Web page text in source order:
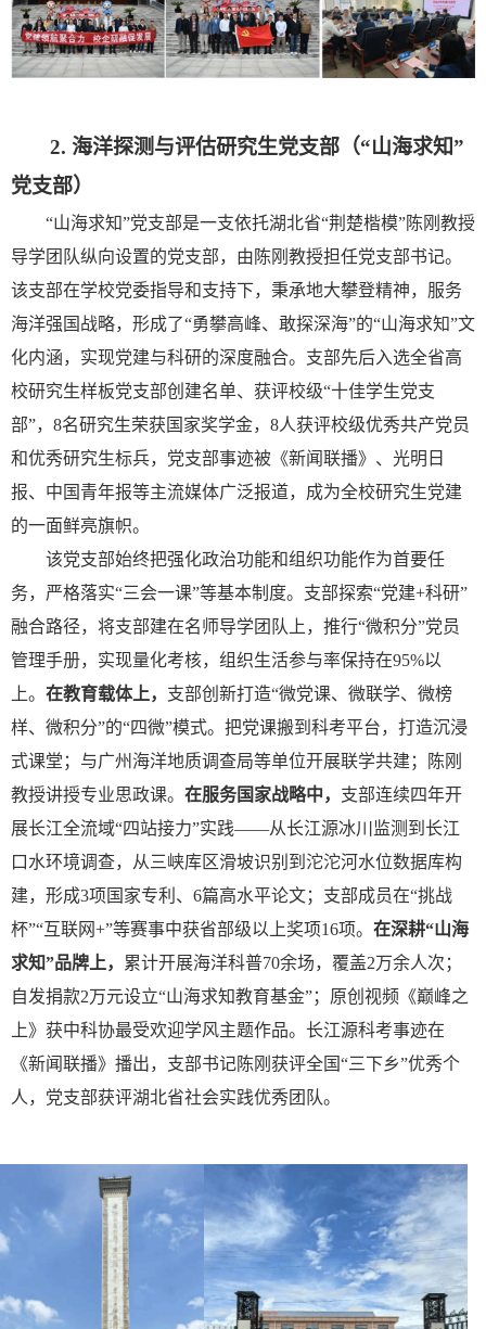
2. 海洋探测与评估研究生党支部（“山海求知”
党支部）
“山海求知”党支部是一支依托湖北省“荆楚楷模”陈刚教授
导学团队纵向设置的党支部，由陈刚教授担任党支部书记。
该支部在学校党委指导和支持下，秉承地大攀登精神，服务
海洋强国战略，形成了“勇攀高峰、敢探深海”的“山海求知”文
化内涵，实现党建与科研的深度融合。 支部先后入选全省高
校研究生样板党支部创建名单、获评校级“十佳学生党支
部”，8名研究生荣获国家奖学金，8人获评校级优秀共产党员
和优秀研究生标兵， 党支部事迹被《新闻联播》、光明日
报、中国青年报等主流媒体广泛报道，成为全校研究生党建
的一面鲜亮旗帜。
该党支部始终把强化政治功能和组织功能作为首要任
务，严格落实“三会一课”等基本制度。支部探索“党建+科研”
融合路径，将支部建在名师导学团队上，推行“微积分”党员
管理手册，实现量化考核， 组织生活参与率保持在95%以
上。 在教育载体上， 支部创新打造“微党课、微联学、微榜
样、微积分”的“四微”模式。把党课搬到科考平台，打造沉浸
式课堂；与广州海洋地质调查局等单位开展联学共建；陈刚
教授讲授专业思政课。 在服务国家战略中， 支部连续四年开
展长江全流域“四站接力”实践——从长江源冰川监测到长江
口水环境调查，从三峡库区滑坡识别到沱沱河水位数据库构
建，形成3项国家专利、6篇高水平论文； 支部成员在“挑战
杯”“互联网+”等赛事中获省部级以上奖项16项。 在深耕“山海
求知”品牌 上， 累计开展海洋科普70余场，覆盖2万余人次；
自发捐款2万元设立“山海求知教育基金”；原创视频《巅峰之
上》获中科协最受欢迎学风主题作品。长江源科考事迹在
《新闻联播》播出，支部书记陈刚获评全国“三下乡”优秀个
人， 党支部获评湖北省社会实践优秀团队。